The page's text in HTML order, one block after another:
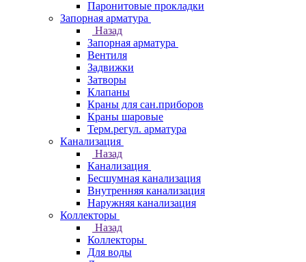
Паронитовые прокладки
Запорная арматура
Назад
Запорная арматура
Вентиля
Задвижки
Затворы
Клапаны
Краны для сан.приборов
Краны шаровые
Терм.регул. арматура
Канализация
Назад
Канализация
Бесшумная канализация
Внутренняя канализация
Наружняя канализация
Коллекторы
Назад
Коллекторы
Для воды